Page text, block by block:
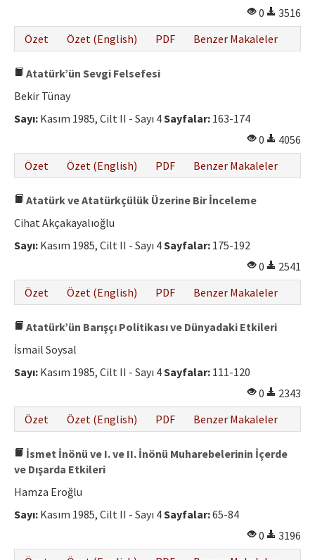
0
3516
Özet
Özet (English) PDF Benzer Makaleler
Atatürk’ün Sevgi Felsefesi
Bekir Tünay
Sayı: Kasım 1985, Cilt II - Sayı 4Sayfalar: 163-174
0
4056
Özet
Özet (English) PDF Benzer Makaleler
Atatürk ve Atatürkçülük Üzerine Bir İnceleme
Cihat Akçakayalıoğlu
Sayı: Kasım 1985, Cilt II - Sayı 4Sayfalar: 175-192
0
2541
Özet
Özet (English) PDF Benzer Makaleler
Atatürk’ün Barışçı Politikası ve Dünyadaki Etkileri
İsmail Soysal
Sayı: Kasım 1985, Cilt II - Sayı 4Sayfalar: 111-120
0
2343
Özet
Özet (English) PDF Benzer Makaleler
İsmet İnönü ve I. ve II. İnönü Muharebelerinin İçerde
ve Dışarda Etkileri
Hamza Eroğlu
Sayı: Kasım 1985, Cilt II - Sayı 4Sayfalar:65-84
0
3196